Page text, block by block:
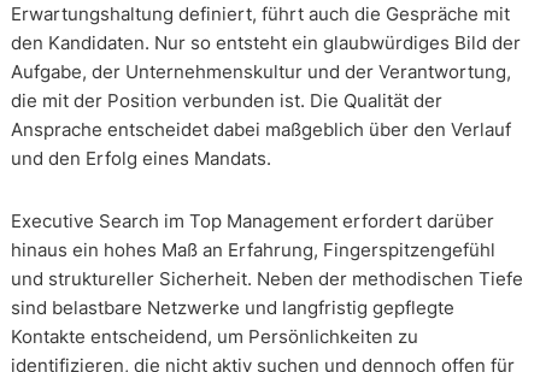
Erwartungshaltung definiert, führt auch die Gespräche mit
den Kandidaten. Nur so entsteht ein glaubwürdiges Bild der
Aufgabe, der Unternehmenskultur und der Verantwortung,
die mit der Position verbunden ist. Die Qualität der
Ansprache entscheidet dabei maßgeblich über den Verlauf
und den Erfolg eines Mandats.
Executive Search im Top Management erfordert darüber
hinaus ein hohes Maß an Erfahrung, Fingerspitzengefühl
und struktureller Sicherheit. Neben der methodischen Tiefe
sind belastbare Netzwerke und langfristig gepflegte
Kontakte entscheidend, um Persönlichkeiten zu
identifizieren, die nicht aktiv suchen und dennoch offen für